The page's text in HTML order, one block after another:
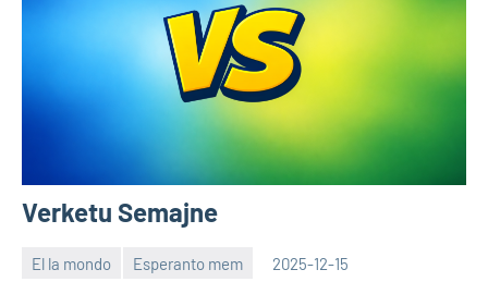
Verketu Semajne
El la mondo Esperanto mem 2025-12-15